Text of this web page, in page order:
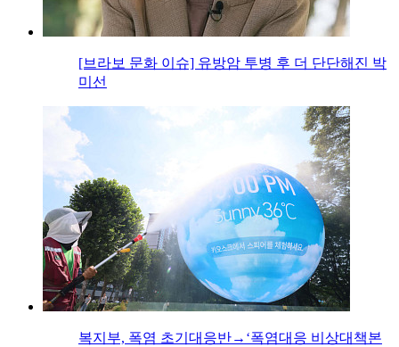
[브라보 문화 이슈] 유방암 투병 후 더 단단해진 박
미선
복지부, 폭염 초기대응반→‘폭염대응 비상대책본